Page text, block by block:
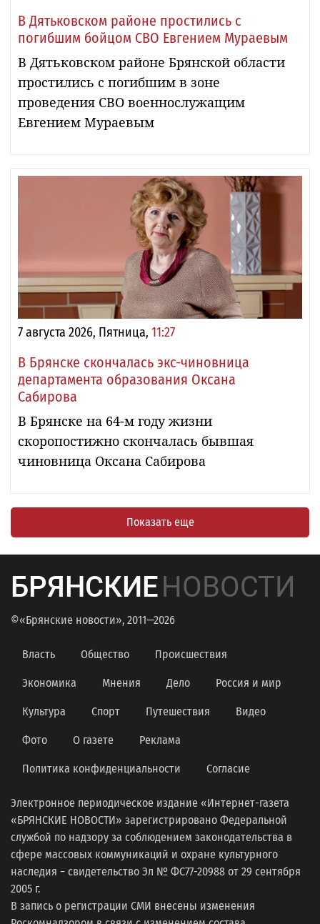
В Дятьковском районе простились с
погибшим бойцом СВО Евгением Мураевым
В Дятьковском районе Брянской области
простились с погибшим в зоне
проведения СВО военнослужащим
Евгением Мураевым
7 августа 2026, Пятница, 11:27
В Брянске скончалась экс-чиновница
департамента образования Оксана
Сабирова
В Брянске на 64-м году жизни
скоропостижно скончалась бывшая
чиновница Оксана Сабирова
Показать еще
БРЯНСКИЕНОВОСТИ
©«Брянские новости», 2011—2026
Власть Общество Происшествия
Экономика Мнения Дело Россия и мир
Культура Спорт Путешествия Видео
Фото О газете Реклама
Политика конфиденциальности Согласие
Электронное периодическое издание «Интернет-газета
«БРЯНСКИЕ НОВОСТИ» зарегистрировано Федеральной
службой по надзору за соблюдением законодательства в
сфере массовых коммуникаций и охране культурного
наследия − свидетельство Эл № ФС77-20988 от 29 сентября
2005 г.
В запись о регистрации СМИ внесены изменения